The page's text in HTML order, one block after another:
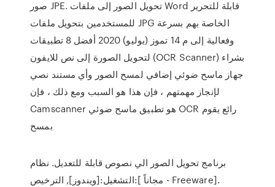
صور JPE. تحويل الصور إلى ملفات Word قابلة للتحرير
للمستخدمين بتحويل ملفات JPG الخاصة بهم بسرعة
وفعالية إلى م 14 تموز (يوليو) 2020 أفضل 8 تطبيقات
لتحويل الصورة إلى نص للايفون (OCR Scanner) بشراء
جهاز ماسح ضوئي إضافي لمسح الصور وأي مستند نصي
لإنجاز مهمتهم ، فإن هذا هو السبب ومع ذلك ، فإن
Camscanner هو تطبيق ماسح ضوئي OCR رائع يقوم
بمسح
برنامج تحويل الصور الي نصوص قابلة للتعديل. نظام
التشغيل:[ويندوز], الترخيص:[ مجاناً - Freeware].